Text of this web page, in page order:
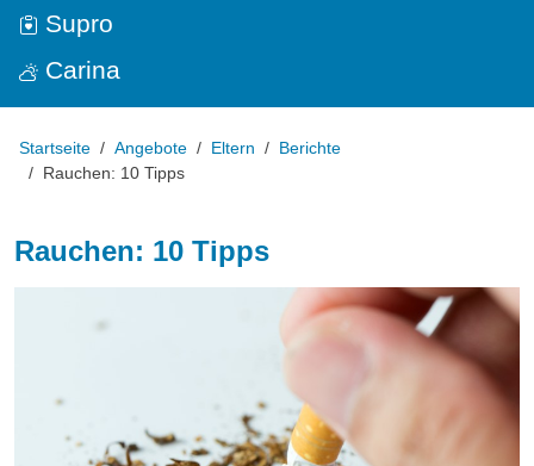
Supro
Carina
Startseite Angebote Eltern
Berichte
Rauchen: 10 Tipps
Rauchen: 10 Tipps